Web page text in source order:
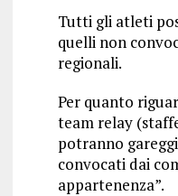
Tutti gli atleti
quelli non
regionali.
Per quanto
team relay
potranno
convocati dai
appartenenza”.